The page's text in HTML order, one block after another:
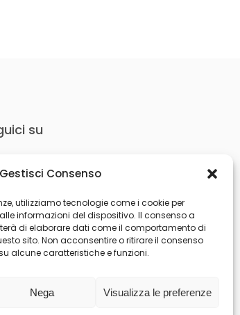
Gestisci Consenso
utilizziamo tecnologie come i cookie per
informazioni del dispositivo. Il consenso a
di elaborare dati come il comportamento di
sito. Non acconsentire o ritirare il consenso
alcune caratteristiche e funzioni.
Nega Visualizza le preferenze
su